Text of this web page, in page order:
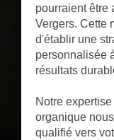
pourraient être
Vergers. Cette
d'établir une
personnalisée
résultats
Notre
organique
qualifié vers